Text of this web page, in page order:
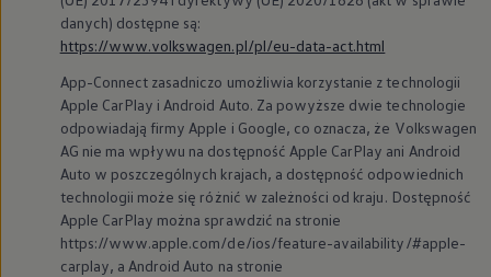
danych) dostępne są:
https://www.volkswagen.pl/pl/eu-data-act.html
App-Connect zasadniczo umożliwia korzystanie z technologii
Apple CarPlay i Android Auto. Za powyższe dwie technologie
odpowiadają firmy Apple i Google, co oznacza, że Volkswagen
AG nie ma wpływu na dostępność Apple CarPlay ani Android
Auto w poszczególnych krajach, a dostępność odpowiednich
technologii może się różnić w zależności od kraju. Dostępność
Apple CarPlay można sprawdzić na stronie
https://www.apple.com/de/ios/feature-availability/#apple-
carplay, a Android Auto na stronie